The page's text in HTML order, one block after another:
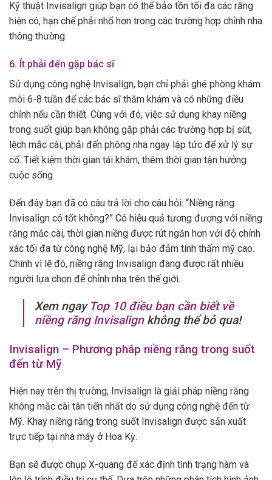
Kỹ thuật Invisalign giúp bạn có thể bảo tồn tối đa các răng
hiện có, hạn chế phải nhổ hơn trong các trường hợp chỉnh nha
thông thường.
6. Ít phải đến gặp bác sĩ
Sử dụng công nghệ Invisalign, bạn chỉ phải ghé phòng khám
mỗi 6-8 tuần để các bác sĩ thăm khám và có những điều
chỉnh nếu cần thiết. Cùng với đó, việc sử dụng khay niềng
trong suốt giúp bạn không gặp phải các trường hợp bị sút,
lệch mắc cài, phải đến phòng nha ngay lập tức để xử lý sự
cố. Tiết kiệm thời gian tái khám, thêm thời gian tận hưởng
cuộc sống.
Đến đây bạn đã có câu trả lời cho câu hỏi: “Niềng răng
Invisalign có tốt không?” Có hiệu quả tương đương với niềng
răng mắc cài, thời gian niềng được rút ngắn hơn với độ chính
xác tối đa từ công nghệ Mỹ, lại bảo đảm tính thẩm mỹ cao.
Chính vì lẽ đó, niềng răng Invisalign đang được rất nhiều
người lựa chọn để chỉnh nha trên thế giới.
Xem ngay Top 10 điều bạn cần biết về
niềng răng Invisalignkhông thể bỏ qua!
Invisalign – Phương pháp niềng răng trong suốt
đến từ Mỹ
Hiện nay trên thị trường, Invisalign là giải pháp niềng răng
không mắc cài tân tiến nhất do sử dụng công nghệ đến từ
Mỹ. Khay niềng răng trong suốt Invisalign được sản xuất
trực tiếp tại nhà máy ở Hoa Kỳ.
Bạn sẽ được chụp X-quang để xác định tình trạng hàm và